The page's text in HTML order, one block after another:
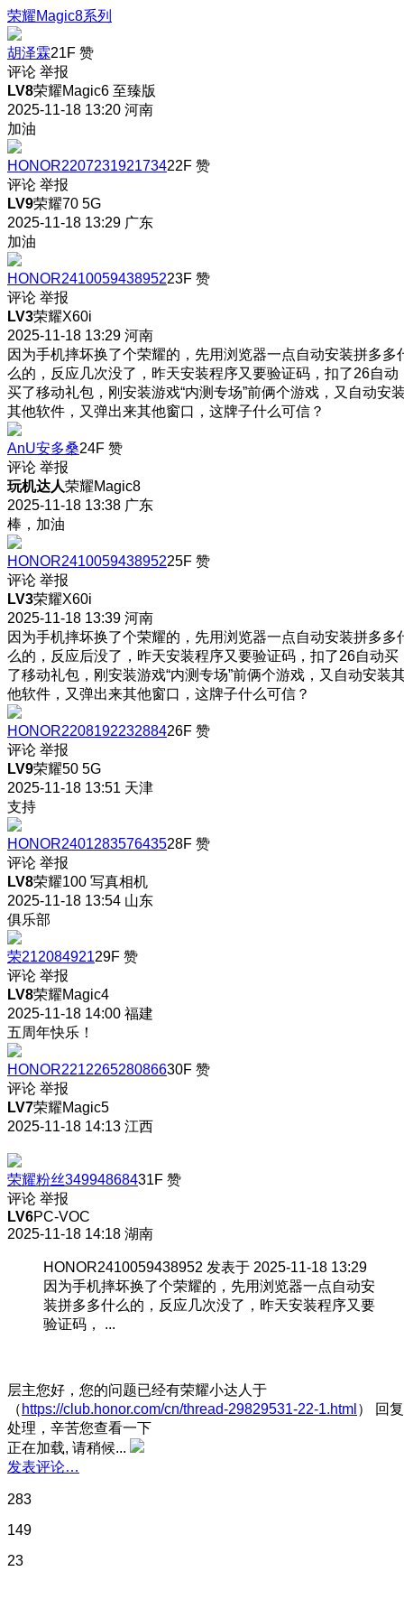
荣耀Magic8系列
胡泽霖21F 赞
评论 举报
LV8荣耀Magic6 至臻版
2025-11-18 13:20 河南
加油
HONOR220723192173422F 赞
评论 举报
LV9荣耀70 5G
2025-11-18 13:29 广东
加油
HONOR241005943895223F 赞
评论 举报
LV3荣耀X60i
2025-11-18 13:29 河南
因为手机摔坏换了个荣耀的，先用浏览器一点自动安装拼多多
么的，反应几次没了，昨天安装程序又要验证码，扣了26自动
买了移动礼包，刚安装游戏“内测专场”前俩个游戏，又自动安
其他软件，又弹出来其他窗口，这牌子什么可信？
AnU安多桑24F 赞
评论 举报
玩机达人荣耀Magic8
2025-11-18 13:38 广东
棒，加油
HONOR241005943895225F 赞
评论 举报
LV3荣耀X60i
2025-11-18 13:39 河南
因为手机摔坏换了个荣耀的，先用浏览器一点自动安装拼多多
么的，反应后没了，昨天安装程序又要验证码，扣了26自动买
了移动礼包，刚安装游戏“内测专场”前俩个游戏，又自动安装
他软件，又弹出来其他窗口，这牌子什么可信？
HONOR220819223288426F 赞
评论 举报
LV9荣耀50 5G
2025-11-18 13:51 天津
支持
HONOR240128357643528F 赞
评论 举报
LV8荣耀100 写真相机
2025-11-18 13:54 山东
俱乐部
荣21208492129F 赞
评论 举报
LV8荣耀Magic4
2025-11-18 14:00 福建
五周年快乐！
HONOR221226528086630F 赞
评论 举报
LV7荣耀Magic5
2025-11-18 14:13 江西
荣耀粉丝34994868431F 赞
评论 举报
LV6PC-VOC
2025-11-18 14:18 湖南
HONOR2410059438952 发表于 2025-11-18 13:29
因为手机摔坏换了个荣耀的，先用浏览器一点自动安
装拼多多什么的，反应几次没了，昨天安装程序又要
验证码， ...
层主您好，您的问题已经有荣耀小达人于
（ https://club.honor.com/cn/thread-29829531-22-1.html ） 回复
处理，辛苦您查看一下
正在加载, 请稍候...
发表评论…
283
149
23